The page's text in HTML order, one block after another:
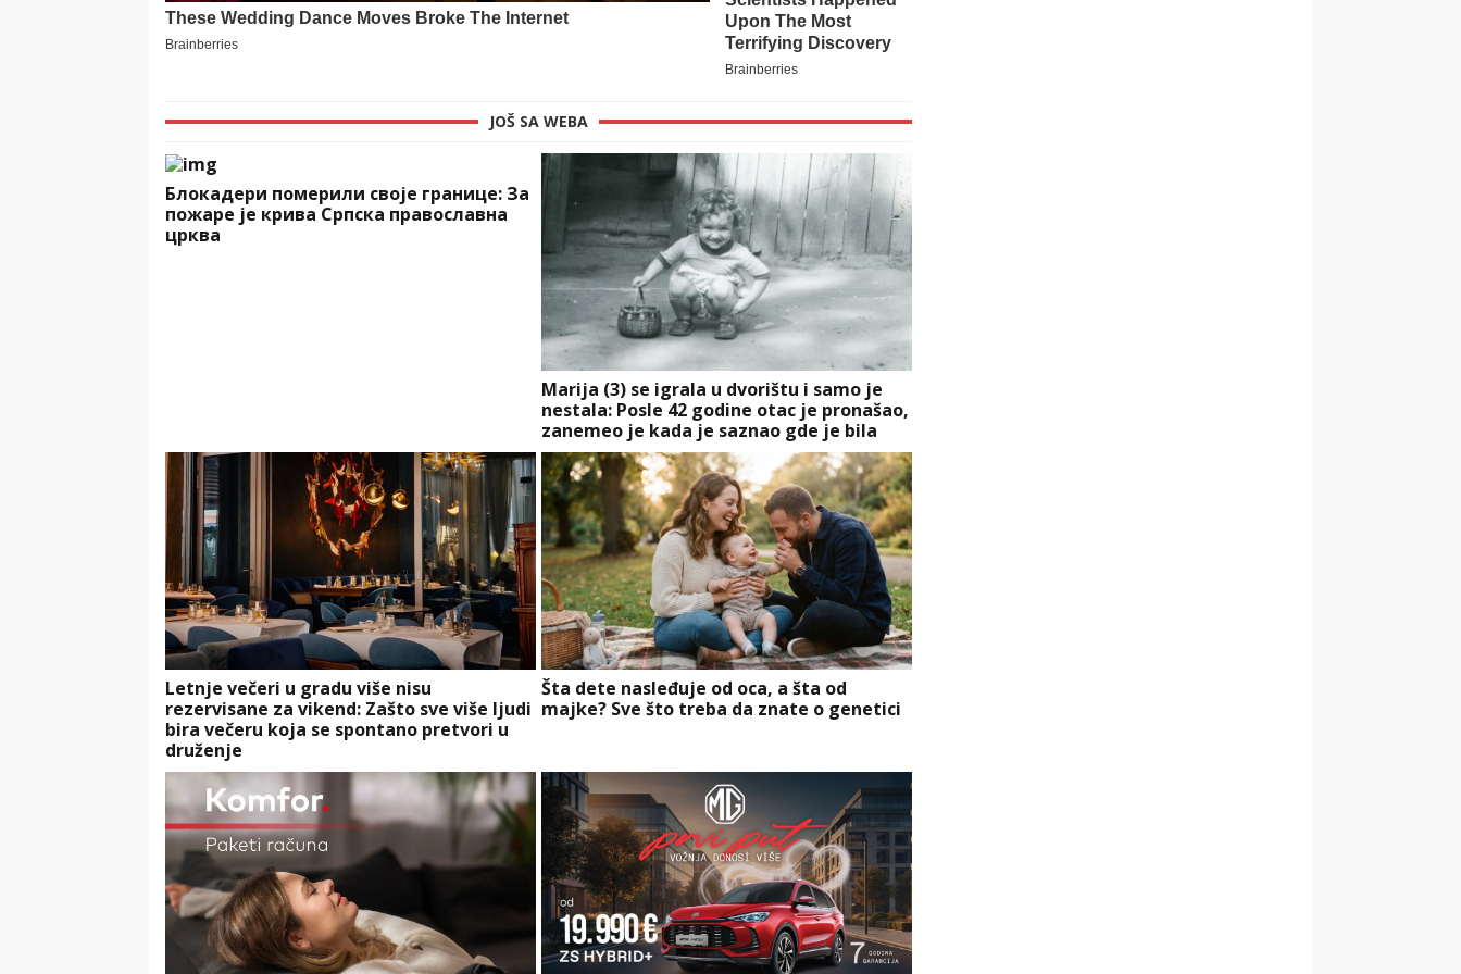
JOŠ SA WEBA
Блокадери померили своје границе: За
пожаре је крива Српска православна
црква
Marija (3) se igrala u dvorištu i samo je
nestala: Posle 42 godine otac je pronašao,
zanemeo je kada je saznao gde je bila
Letnje večeri u gradu više nisu
rezervisane za vikend: Zašto sve više ljudi
bira večeru koja se spontano pretvori u
druženje
Šta dete nasleđuje od oca, a šta od
majke? Sve što treba da znate o genetici